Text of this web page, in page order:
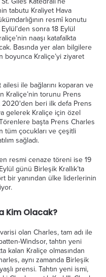
tabutu Kraliyet Hava
resmî konutu
sonra 18 Eylül
naaşı katafalkta
Basında yer alan bilgilere
Kraliçe’yi ziyaret
ile bağlarını koparan ve
Kraliçe’nin torunu Prens
beri ilk defa Prens
gelerek Kraliçe için özel
başta Prens Charles
tüm çocukları ve çeşitli
sağladı.
resmi cenaze töreni ise 19
günü Birleşik Krallık’ta
bir yanından ülke liderlerinin
Kim Olacak?
olan Charles, tam adı ile
Windsor, tahtın yeni
kalan Kraliçe olmasından
aynı zamanda Birleşik
prensi. Tahtın yeni ismi,